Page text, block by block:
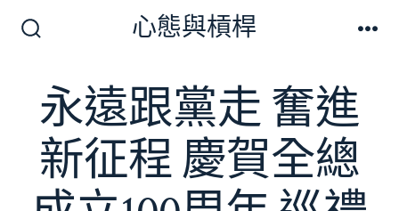
換
開
關
心態與槓桿
永遠跟黨走 奮進
新征程 慶賀全總